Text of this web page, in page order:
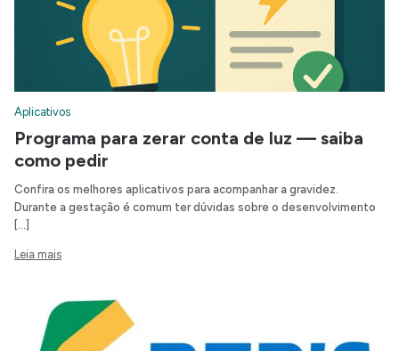
Aplicativos
Programa para zerar conta de luz — saiba
como pedir
Confira os melhores aplicativos para acompanhar a gravidez.
Durante a gestação é comum ter dúvidas sobre o desenvolvimento
[…]
Leia mais